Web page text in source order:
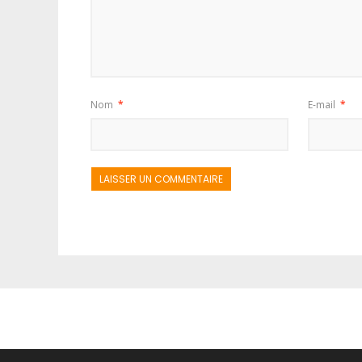
Nom * E-mail *